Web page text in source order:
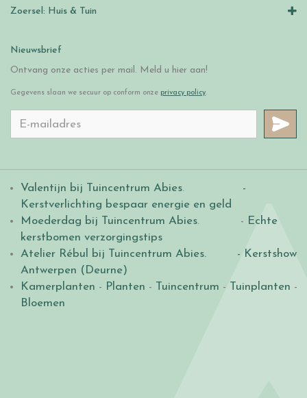
Zoersel: Huis & Tuin
Nieuwsbrief
Ontvang onze acties per mail. Meld u hier aan!
Gegevens slaan we secuur op conform onze privacy policy.
Valentijn bij Tuincentrum Abies.
-
Kerstverlichting bespaar energie en geld
Moederdag bij Tuincentrum Abies. - Echte
kerstbomen verzorgingstips
Atelier Rébul bij Tuincentrum Abies.
- Kerstshow
Antwerpen (Deurne)
Kamerplanten - Planten - Tuincentrum - Tuinplanten -
Bloemen